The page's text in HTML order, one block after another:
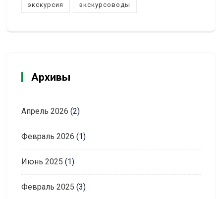
экскурсия экскурсоводы
Архивы
Апрель 2026 (2)
Февраль 2026 (1)
Июнь 2025 (1)
Февраль 2025 (3)